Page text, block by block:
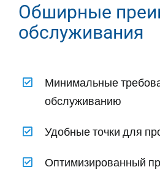
Обширные
обслуживания
Минимальные
обслуживанию
Удобные точки для
Оптимизированный